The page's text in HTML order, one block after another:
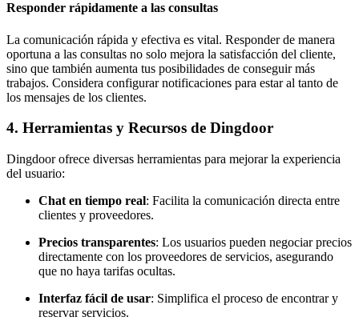
Responder rápidamente a las consultas
La comunicación rápida y efectiva es vital. Responder de manera
oportuna a las consultas no solo mejora la satisfacción del cliente,
sino que también aumenta tus posibilidades de conseguir más
trabajos. Considera configurar notificaciones para estar al tanto de
los mensajes de los clientes.
4. Herramientas y Recursos de Dingdoor
Dingdoor ofrece diversas herramientas para mejorar la experiencia
del usuario:
Chat en tiempo real: Facilita la comunicación directa entre
clientes y proveedores.
Precios transparentes: Los usuarios pueden negociar precios
directamente con los proveedores de servicios, asegurando
que no haya tarifas ocultas.
Interfaz fácil de usar: Simplifica el proceso de encontrar y
reservar servicios.